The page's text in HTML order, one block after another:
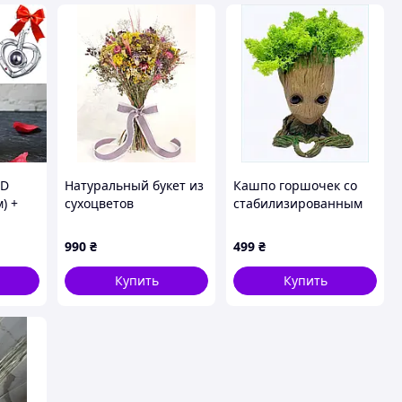
+
Натуральный букет из
сухоцветов
23х33 см
990 ₴
Купить
Кашпо горшочек со
стабилизированным
14х10,5х8,5 см
Бежевый (2417729797),
T8K839H384
499 ₴
Купить